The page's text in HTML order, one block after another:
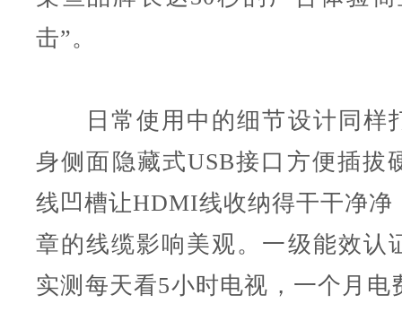
击”。
日常使用中的细节设计同样
身侧面隐藏式USB接口方便插拔
线凹槽让HDMI线收纳得干干净净
章的线缆影响美观。一级能效认
实测每天看5小时电视，一个月电